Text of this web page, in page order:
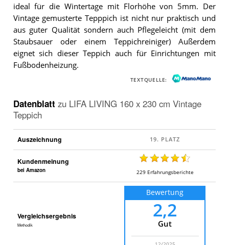
ideal für die Wintertage mit Florhöhe von 5mm. Der
Vintage gemusterte Tepppich ist nicht nur praktisch und
aus guter Qualität sondern auch Pflegeleicht (mit dem
Staubsauer oder einem Teppichreiniger) Außerdem
eignet sich dieser Teppich auch für Einrichtungen mit
Fußbodenheizung.
TEXTQUELLE:
Datenblatt zu LIFA LIVING 160 x 230 cm Vintage
Teppich
Auszeichnung
Kundenmeinung
bei Amazon 229 Erfahrungsberichte
Vergleichsergebnis
Methodik
Bewertung
2,2
Gut